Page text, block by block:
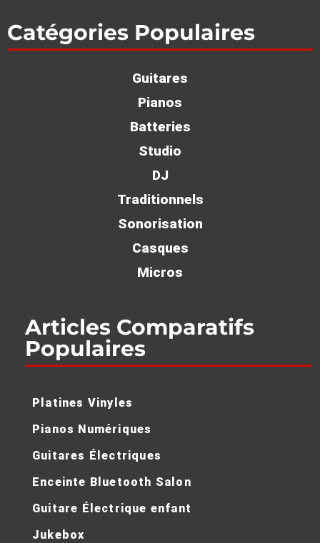
Catégories Populaires
Guitares
Pianos
Batteries
Studio
DJ
Traditionnels
Sonorisation
Casques
Micros
Articles Comparatifs
Populaires
Platines Vinyles
Pianos Numériques
Guitares Électriques
Enceinte Bluetooth Salon
Guitare Électrique enfant
Jukebox